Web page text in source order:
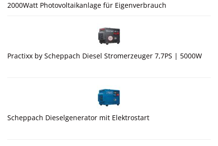
2000Watt Photovoltaikanlage für Eigenverbrauch
Practixx by Scheppach Diesel Stromerzeuger 7,7PS | 5000W
Scheppach Dieselgenerator mit Elektrostart